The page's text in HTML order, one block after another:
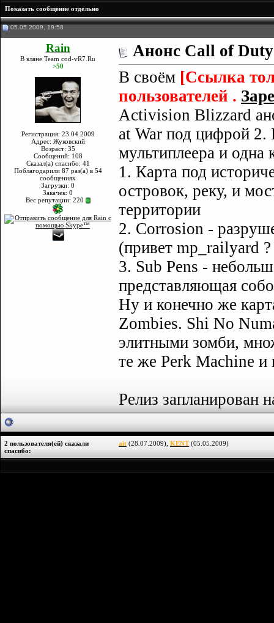
Показать сообщение отдельно
05.05.2009, 19:58
Rain
В клане Team cod-vR7.Ru
>50
Регистрация: 23.04.2009
Адрес: Жуковский
Возраст: 35
Сообщений: 108
Сказал(а) спасибо: 41
Поблагодарили 87 раз(а) в 54
сообщениях
Загрузки: 0
Закачек: 0
Вес репутации: 220
Анонс Call of
В своём [Ссылка
пользователей .
Activision Blizzard
at War под цифрой 2.
мультиплеера и
1. Карта под
островок, реку, и
территории
2. Corrosion -
(привет mp_railyard
3. Sub Pens -
представляющая
Ну и конечно же
Zombies. Shi No
элитными зомби,
те же Perk Machine
Релиз запланирован
2 пользователя(ей) сказали
cпасибо:
ait (28.07.2009), KENT(05.05.2009)